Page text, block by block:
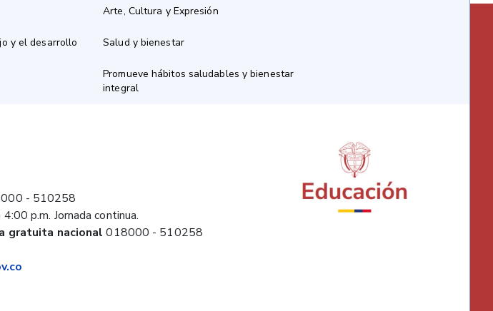
y el desarrollo
Arte, Cultura y Expresión
Salud y bienestar
Promueve hábitos saludables y bienestar
integral
- 510258
p.m. Jornada continua.
gratuita nacional 018000 - 510258